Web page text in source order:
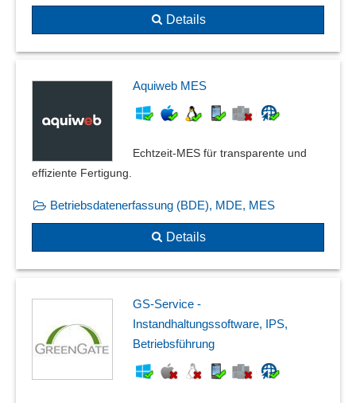
Details
Aquiweb MES
Echtzeit-MES für transparente und
effiziente Fertigung.
Betriebsdatenerfassung (BDE), MDE, MES
Details
GS-Service -
Instandhaltungssoftware, IPS,
Betriebsführung